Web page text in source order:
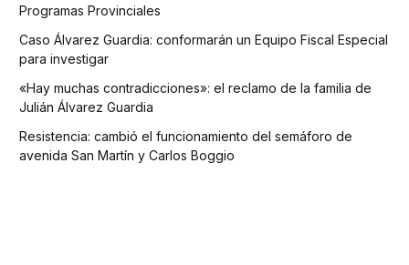
Programas Provinciales
Caso Álvarez Guardia: conformarán un Equipo Fiscal Especial
para investigar
«Hay muchas contradicciones»: el reclamo de la familia de
Julián Álvarez Guardia
Resistencia: cambió el funcionamiento del semáforo de
avenida San Martín y Carlos Boggio